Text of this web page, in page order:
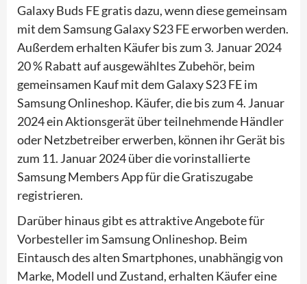
Galaxy Buds FE gratis dazu, wenn diese gemeinsam
mit dem Samsung Galaxy S23 FE erworben werden.
Außerdem erhalten Käufer bis zum 3. Januar 2024
20 % Rabatt auf ausgewähltes Zubehör, beim
gemeinsamen Kauf mit dem Galaxy S23 FE im
Samsung Onlineshop. Käufer, die bis zum 4. Januar
2024 ein Aktionsgerät über teilnehmende Händler
oder Netzbetreiber erwerben, können ihr Gerät bis
zum 11. Januar 2024 über die vorinstallierte
Samsung Members App für die Gratiszugabe
registrieren.
Darüber hinaus gibt es attraktive Angebote für
Vorbesteller im Samsung Onlineshop. Beim
Eintausch des alten Smartphones, unabhängig von
Marke, Modell und Zustand, erhalten Käufer eine